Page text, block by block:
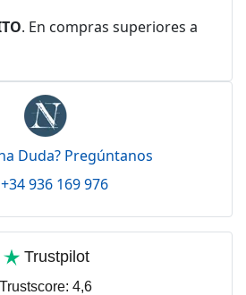
. En compras superiores a
Duda? Pregúntanos
+34 936 169 976
Trustpilot
Trustscore: 4,6